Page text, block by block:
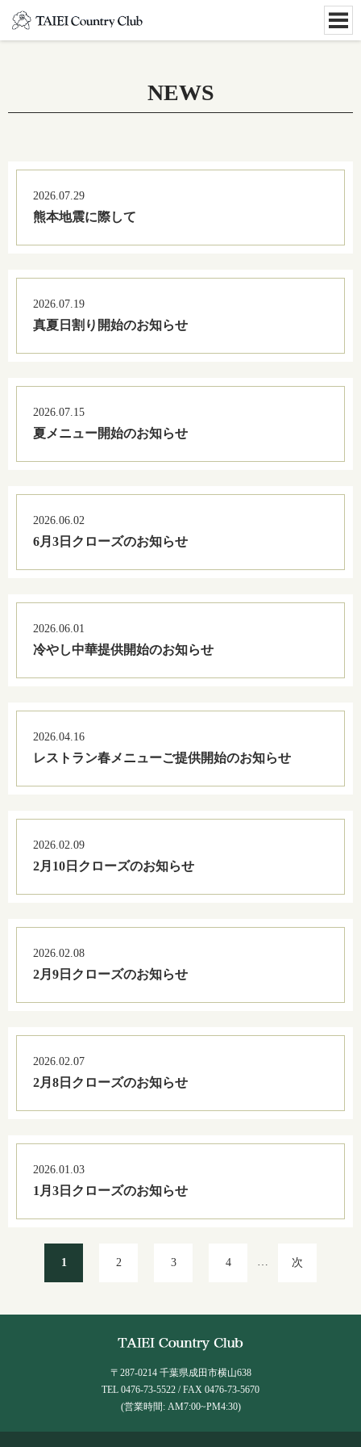
NEWS
2026.07.29
熊本地震に際して
2026.07.19
真夏日割り開始のお知らせ
2026.07.15
夏メニュー開始のお知らせ
2026.06.02
6月3日クローズのお知らせ
2026.06.01
冷やし中華提供開始のお知らせ
2026.04.16
レストラン春メニューご提供開始のお知らせ
2026.02.09
2月10日クローズのお知らせ
2026.02.08
2月9日クローズのお知らせ
2026.02.07
2月8日クローズのお知らせ
2026.01.03
1月3日クローズのお知らせ
1 2 3 4 … 次
〒287-0214 千葉県成田市横山638
TEL 0476-73-5522 / FAX 0476-73-5670
(営業時間: AM7:00~PM4:30)